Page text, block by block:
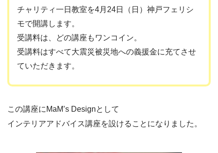
チャリティ一日教室を4月24日（日）神戸フェリシ
モで開講します。
受講料は、どの講座もワンコイン。
受講料はすべて大震災被災地への義援金に充てさせ
ていただきます。
この講座にMaM’s Designとして
インテリアアドバイス講座を設けることになりました。